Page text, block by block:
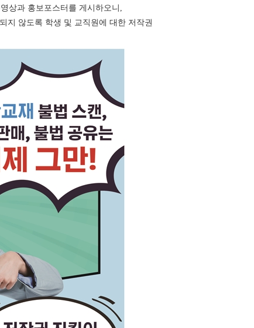
상과 홍보포스터를 게시하오니,
지 않도록 학생 및 교직원에 대한 저작권